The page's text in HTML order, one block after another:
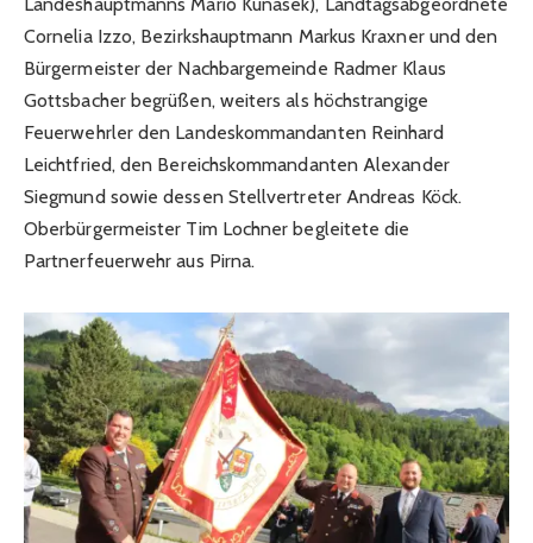
Cornelia Izzo, Bezirkshauptmann Markus Kraxner und den
Bürgermeister der Nachbargemeinde Radmer Klaus
Gottsbacher begrüßen, weiters als höchstrangige
Feuerwehrler den Landeskommandanten Reinhard
Leichtfried, den Bereichskommandanten Alexander
Siegmund sowie dessen Stellvertreter Andreas Köck.
Oberbürgermeister Tim Lochner begleitete die
Partnerfeuerwehr aus Pirna.